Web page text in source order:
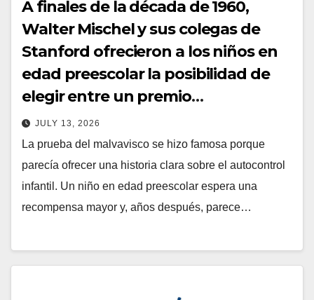
A finales de la década de 1960,
Walter Mischel y sus colegas de
Stanford ofrecieron a los niños en
edad preescolar la posibilidad de
elegir entre un premio
inmediatamente o una
recompensa mayor si esperaban, y
los primeros seguimientos
descubrieron que los niños que
esperaban más tendían a obtener
se las arreglaban mejor cuando
JULY 13, 2026
La prueba del malvavisco se hizo famosa porque
parecía ofrecer una historia clara sobre el autocontrol
infantil. Un niño en edad preescolar espera una
recompensa mayor y, años después, parece…